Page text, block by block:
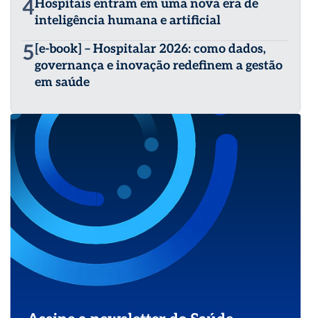
4Hospitais entram em uma nova era de
inteligência humana e artificial
5 [e-book] – Hospitalar 2026: como dados,
governança e inovação redefinem a gestão
em saúde